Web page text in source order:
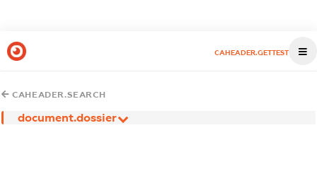
CAHEADER.GETTEST
CAHEADER.SEARCH
document.dossier